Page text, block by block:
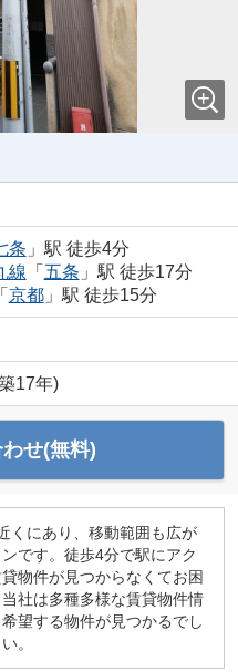
条 」駅 徒歩4分
線 「 五条 」駅 徒歩17分
「 京都」駅 徒歩15分
17年)
せ(無料)
くにあり、移動範囲も広が
です。徒歩4分で駅にアク
物件が見つからなくてお困
社は多種多様な賃貸物件情
望する物件が見つかるでし
。